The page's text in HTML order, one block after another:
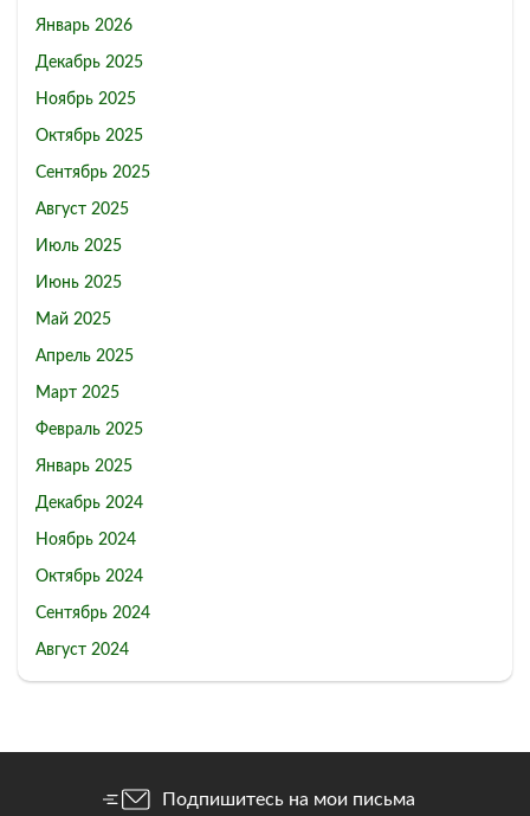
Январь 2026
Декабрь 2025
Ноябрь 2025
Октябрь 2025
Сентябрь 2025
Август 2025
Июль 2025
Июнь 2025
Май 2025
Апрель 2025
Март 2025
Февраль 2025
Январь 2025
Декабрь 2024
Ноябрь 2024
Октябрь 2024
Сентябрь 2024
Август 2024
Подпишитесь на мои письма